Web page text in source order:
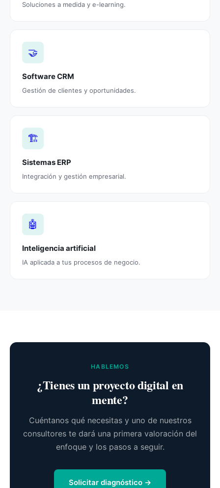
Soluciones a medida y e-learning.
🤝
Software CRM
Gestión de clientes y oportunidades.
🏗️
Sistemas ERP
Integración y gestión empresarial.
🤖
Inteligencia artificial
IA aplicada a tus procesos de negocio.
HABLEMOS
¿Tienes un proyecto digital en
mente?
Cuéntanos qué necesitas y uno de nuestros
consultores te dará una primera valoración del
enfoque y los pasos a seguir.
Solicitar diagnóstico →